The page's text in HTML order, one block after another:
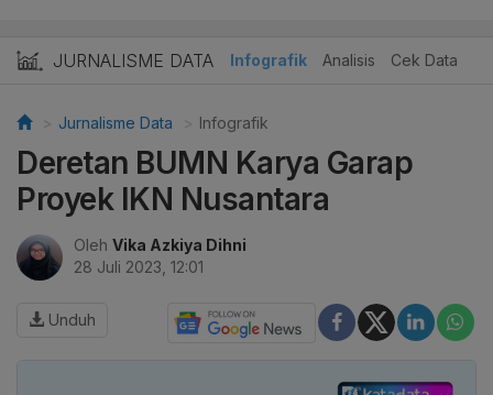
JURNALISME DATA Infografik Analisis Cek Data
Jurnalisme Data Infografik
Deretan BUMN Karya Garap
Proyek IKN Nusantara
Oleh Vika Azkiya Dihni
28 Juli 2023, 12:01
Unduh